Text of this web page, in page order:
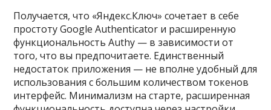
Получается, что «Яндекс.Ключ» сочетает в себе
простоту Google Authenticator и расширенную
функциональность Authy — в зависимости от
того, что вы предпочитаете. Единственный
недостаток приложения — не вполне удобный для
использования с большим количеством токенов
интерфейс. Минимализм на старте, расширенная